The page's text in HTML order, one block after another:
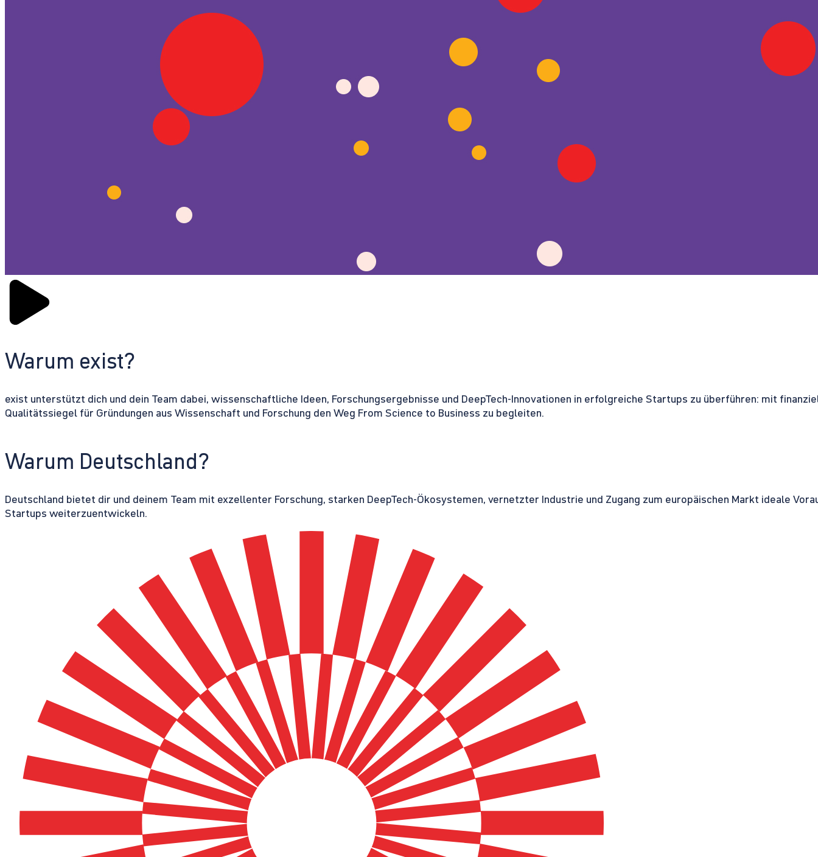
Warum exist?
exist unterstützt dich und dein Team dabei, wissenschaftliche Ideen, Forschungsergebnisse und DeepTech-Innovationen in erfolgreiche Startups zu überführen: mit
Qualitätssiegel für Gründungen aus Wissenschaft und Forschung den Weg From Science to Business zu begleiten.
Warum Deutschland?
Deutschland bietet dir und deinem Team mit exzellenter Forschung, starken DeepTech-Ökosystemen, vernetzter Industrie und Zugang zum europäischen Markt ideale
Startups weiterzuentwickeln.